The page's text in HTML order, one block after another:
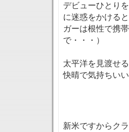
デビューひとり
に迷惑をかける
ガーは根性で携
で・・・）
太平洋を見渡せ
快晴で気持ちい
新米ですからク